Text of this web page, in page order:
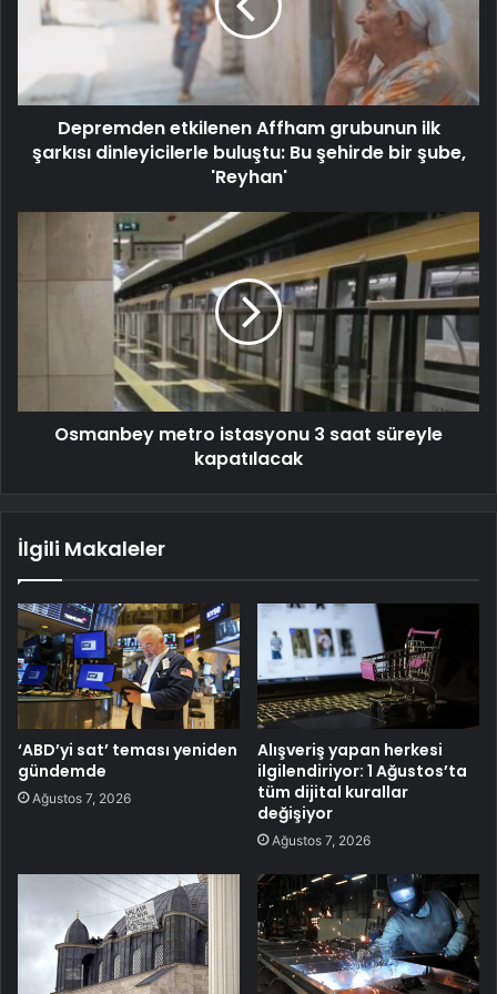
Depremden etkilenen Affham grubunun ilk
şarkısı dinleyicilerle buluştu: Bu şehirde bir şube,
'Reyhan'
Osmanbey metro istasyonu 3 saat süreyle
kapatılacak
İlgili Makaleler
‘ABD’yi sat’ teması yeniden
gündemde
Ağustos 7, 2026
Alışveriş yapan herkesi
ilgilendiriyor: 1 Ağustos’ta
tüm dijital kurallar
değişiyor
Ağustos 7, 2026